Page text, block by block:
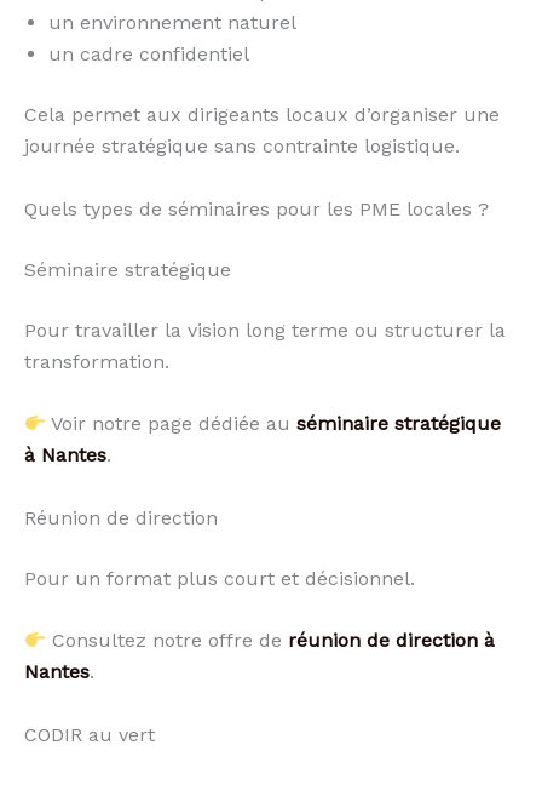
un environnement naturel
un cadre confidentiel
Cela permet aux dirigeants locaux d’organiser une
journée stratégique sans contrainte logistique.
Quels types de séminaires pour les PME locales ?
Séminaire stratégique
Pour travailler la vision long terme ou structurer la
transformation.
Voir notre page dédiée auséminaire stratégique
à Nantes.
Réunion de direction
Pour un format plus court et décisionnel.
Consultez notre offre de réunion de direction à
Nantes.
CODIR au vert